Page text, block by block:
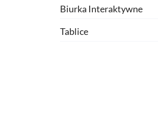
Biurka Interaktywne
Tablice